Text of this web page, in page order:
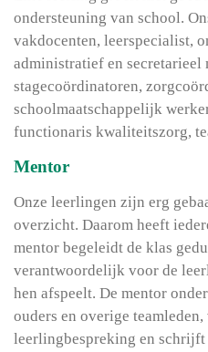
ondersteuning van school.
vakdocenten, leerspecialist,
administratief en secretarieel
stagecoördinatoren,
schoolmaatschappelijk
functionaris kwaliteitszorg,
Mentor
Onze leerlingen zijn erg
overzicht. Daarom heeft
mentor begeleidt de klas
verantwoordelijk voor de
hen afspeelt. De mentor
ouders en overige
leerlingbespreking en schrijft